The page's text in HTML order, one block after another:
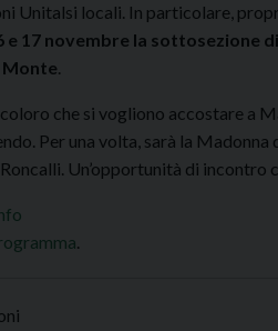
Unitalsi locali. In particolare,
e 17 novembre la
Monte.
che si vogliono accostare a
Per una volta, sarà la
Un’opportunità di
.